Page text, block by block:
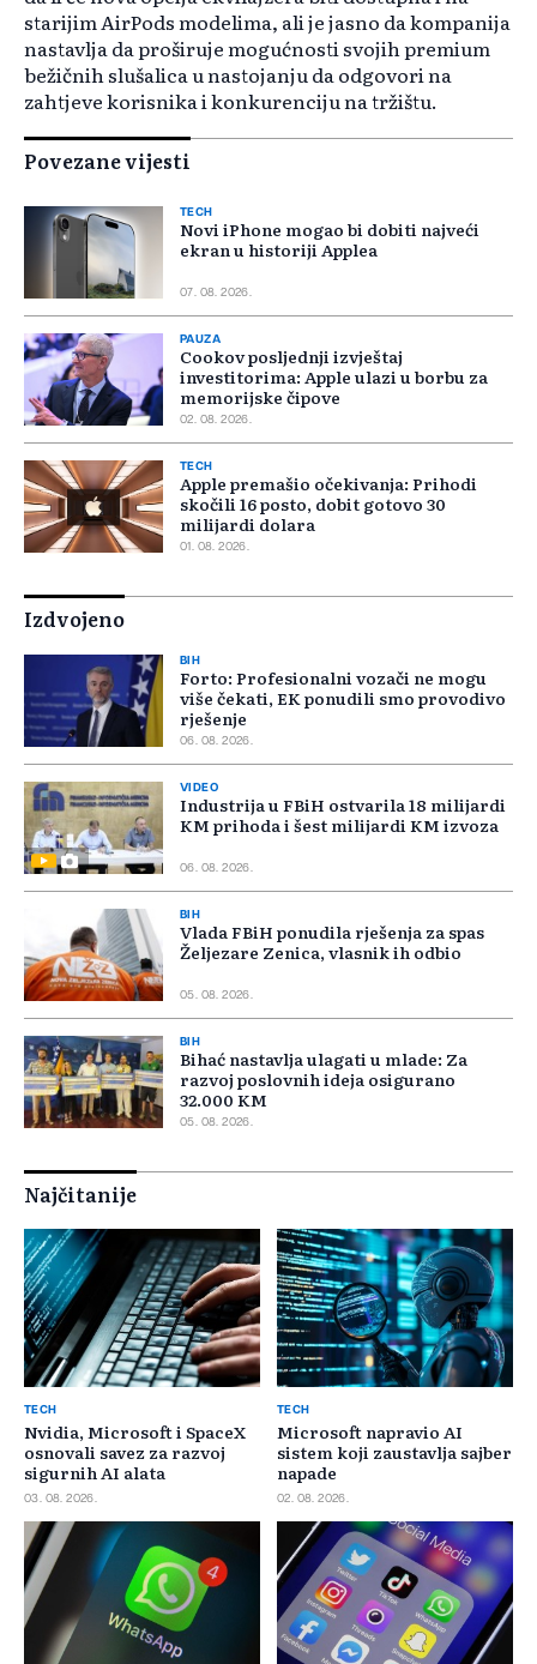
starijim AirPods modelima, ali je jasno da kompanija
nastavlja da proširuje mogućnosti svojih premium
bežičnih slušalica u nastojanju da odgovori na
zahtjeve korisnika i konkurenciju na tržištu.
Povezane vijesti
TECH
Novi iPhone mogao bi dobiti najveći
ekran u historiji Applea
07. 08. 2026.
PAUZA
Cookov posljednji izvještaj
investitorima: Apple ulazi u borbu za
memorijske čipove
02. 08. 2026.
TECH
Apple premašio očekivanja: Prihodi
skočili 16 posto, dobit gotovo 30
milijardi dolara
01. 08. 2026.
Izdvojeno
BIH
Forto: Profesionalni vozači ne mogu
više čekati, EK ponudili smo provodivo
rješenje
06. 08. 2026.
VIDEO
Industrija u FBiH ostvarila 18 milijardi
KM prihoda i šest milijardi KM izvoza
06. 08. 2026.
BIH
Vlada FBiH ponudila rješenja za spas
Željezare Zenica, vlasnik ih odbio
05. 08. 2026.
BIH
Bihać nastavlja ulagati u mlade: Za
razvoj poslovnih ideja osigurano
32.000 KM
05. 08. 2026.
Najčitanije
TECH
Nvidia, Microsoft i SpaceX
osnovali savez za razvoj
sigurnih AI alata
03. 08. 2026.
TECH
Microsoft napravio AI
sistem koji zaustavlja sajber
napade
02. 08. 2026.